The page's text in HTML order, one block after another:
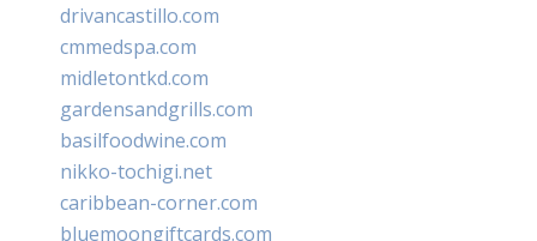
drivancastillo.com
cmmedspa.com
midletontkd.com
gardensandgrills.com
basilfoodwine.com
nikko-tochigi.net
caribbean-corner.com
bluemoongiftcards.com